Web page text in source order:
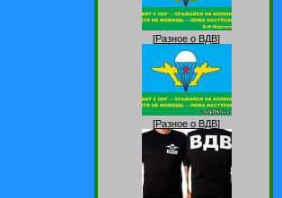
[Разное о ВДВ]
[Разное о ВДВ]